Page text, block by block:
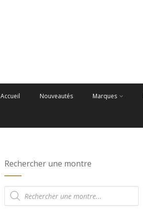
Accueil Nouveautés Marques
Rechercher une montre
Recherche
de
produits